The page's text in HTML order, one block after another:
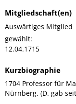
Mitgliedschaft(en)
Auswärtiges Mitglied
gewählt:
12.04.1715
Kurzbiographie
1704 Professor für
Nürnberg. (D. gab